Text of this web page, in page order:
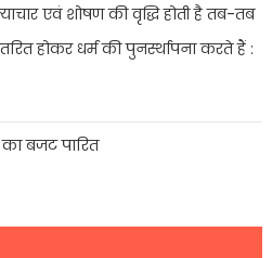
एवं शोषण की वृद्धि होती है तब-तब
होकर धर्म की पुनर्स्थापना करते हैं :
बजट पारित